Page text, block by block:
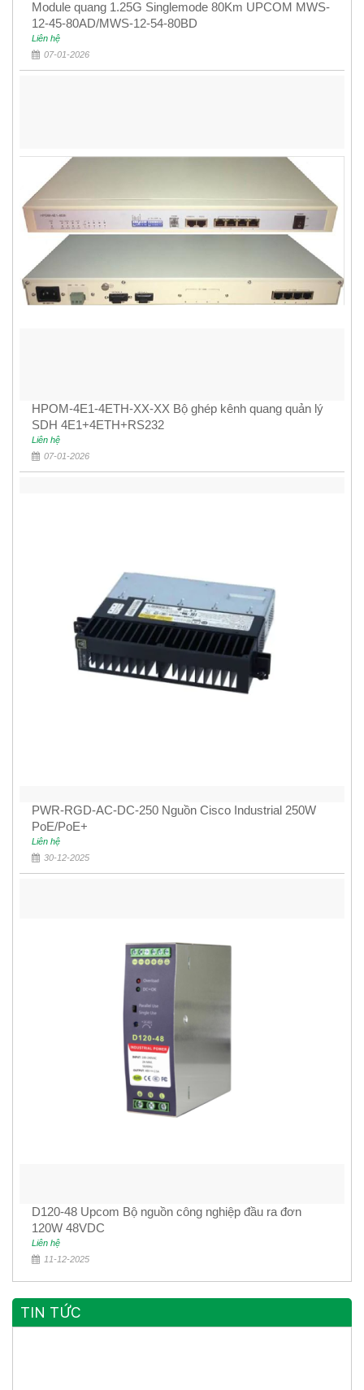
Module quang 1.25G Singlemode 80Km UPCOM MWS-
12-45-80AD/MWS-12-54-80BD
Liên hệ
07-01-2026
HPOM-4E1-4ETH-XX-XX Bộ ghép kênh quang quản lý
SDH 4E1+4ETH+RS232
Liên hệ
07-01-2026
PWR-RGD-AC-DC-250 Nguồn Cisco Industrial 250W
PoE/PoE+
Liên hệ
30-12-2025
D120-48 Upcom Bộ nguồn công nghiệp đầu ra đơn
120W 48VDC
Liên hệ
11-12-2025
TIN TỨC